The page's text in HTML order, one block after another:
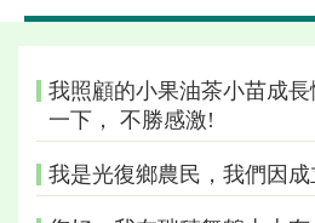
我照顧的小果油茶小苗成
一下， 不勝感激!
我是光復鄉農民，我們因